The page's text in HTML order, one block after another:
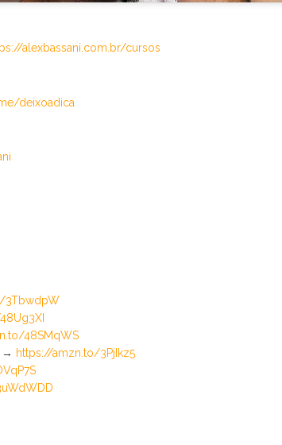
alexbassani.com.br/cursos
deixoadica
3TbwdpW
48SMqWS
→ https://amzn.to/3PjIkz5